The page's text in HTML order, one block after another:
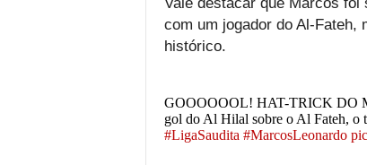
com um jogador do Al-Fateh,
histórico.
GOOOOOOL! HAT-TRICK DO
gol do Al Hilal sobre o Al Fateh, o
#LigaSaudita #MarcosLeonardo